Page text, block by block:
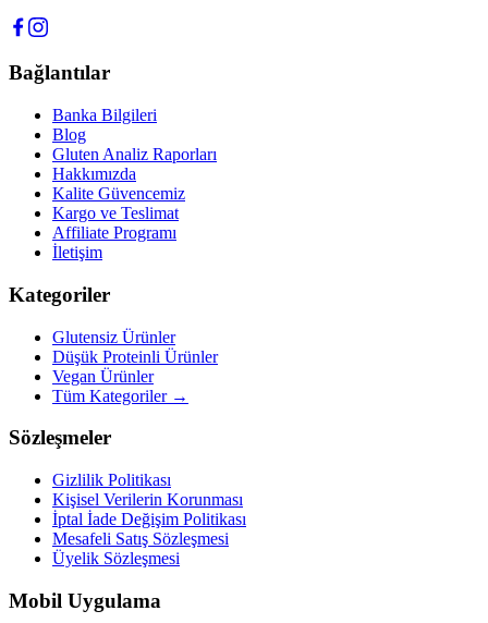
Bağlantılar
Banka Bilgileri
Blog
Gluten Analiz Raporları
Hakkımızda
Kalite Güvencemiz
Kargo ve Teslimat
Affiliate Programı
İletişim
Kategoriler
Glutensiz Ürünler
Düşük Proteinli Ürünler
Vegan Ürünler
Tüm Kategoriler →
Sözleşmeler
Gizlilik Politikası
Kişisel Verilerin Korunması
İptal İade Değişim Politikası
Mesafeli Satış Sözleşmesi
Üyelik Sözleşmesi
Mobil Uygulama